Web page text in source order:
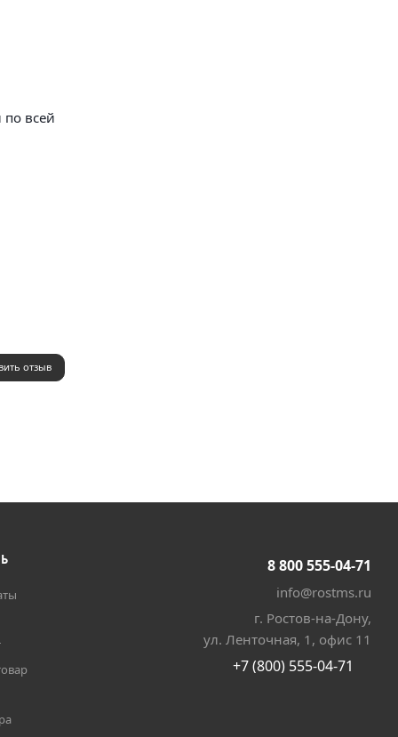
всей
отзыв
8 800 555-04-71
info@rostms.ru
г. Ростов-на-Дону,
ул. Ленточная, 1, офис 11
+7 (800) 555-04-71